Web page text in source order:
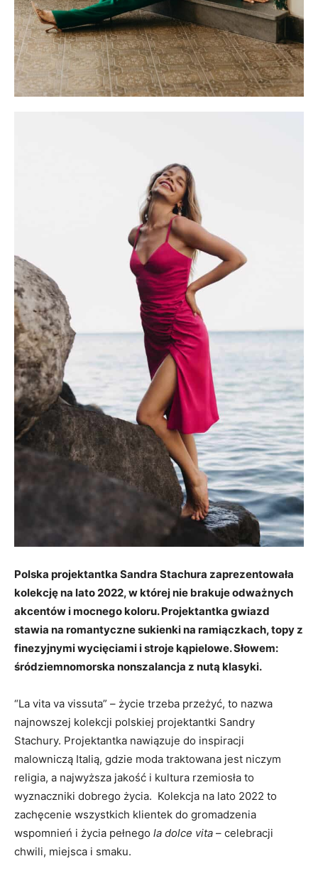
Polska projektantka Sandra Stachura zaprezentowała
kolekcję na lato 2022, w której nie brakuje odważnych
akcentów i mocnego koloru. Projektantka gwiazd
stawia na romantyczne sukienki na ramiączkach, topy z
finezyjnymi wycięciami i stroje kąpielowe. Słowem:
śródziemnomorska nonszalancja z nutą klasyki.
“La vita va vissuta” – życie trzeba przeżyć, to nazwa
najnowszej kolekcji polskiej projektantki Sandry
Stachury. Projektantka nawiązuje do inspiracji
malowniczą Italią, gdzie moda traktowana jest niczym
religia, a najwyższa jakość i kultura rzemiosła to
wyznaczniki dobrego życia. Kolekcja na lato 2022 to
zachęcenie wszystkich klientek do gromadzenia
wspomnień i życia pełnego la dolce vita – celebracji
chwili, miejsca i smaku.